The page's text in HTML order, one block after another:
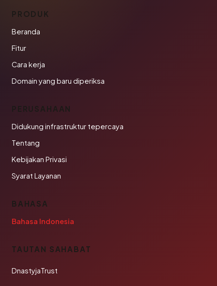
PRODUK
Beranda
Fitur
Cara kerja
Domain yang baru diperiksa
PERUSAHAAN
Didukung infrastruktur tepercaya
Tentang
Kebijakan Privasi
Syarat Layanan
BAHASA
Bahasa Indonesia
TAUTAN SAHABAT
DnastyjaTrust